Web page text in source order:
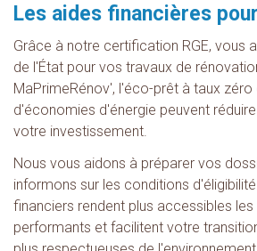
Les aides financières
Grâce à notre certification RGE, vous
de l'État pour vos travaux de
MaPrimeRénov', l'éco-prêt à taux
d'économies d'énergie peuvent
votre investissement.
Nous vous aidons à préparer vos
informons sur les conditions
financiers rendent plus accessibles
performants et facilitent votre